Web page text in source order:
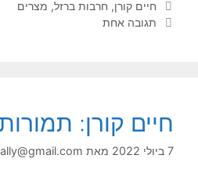
תגיות
חיים קורן, חרבות ברזל, מצרים
תגובה אחת
חיים קורן:
7 ביולי 2022 מאת